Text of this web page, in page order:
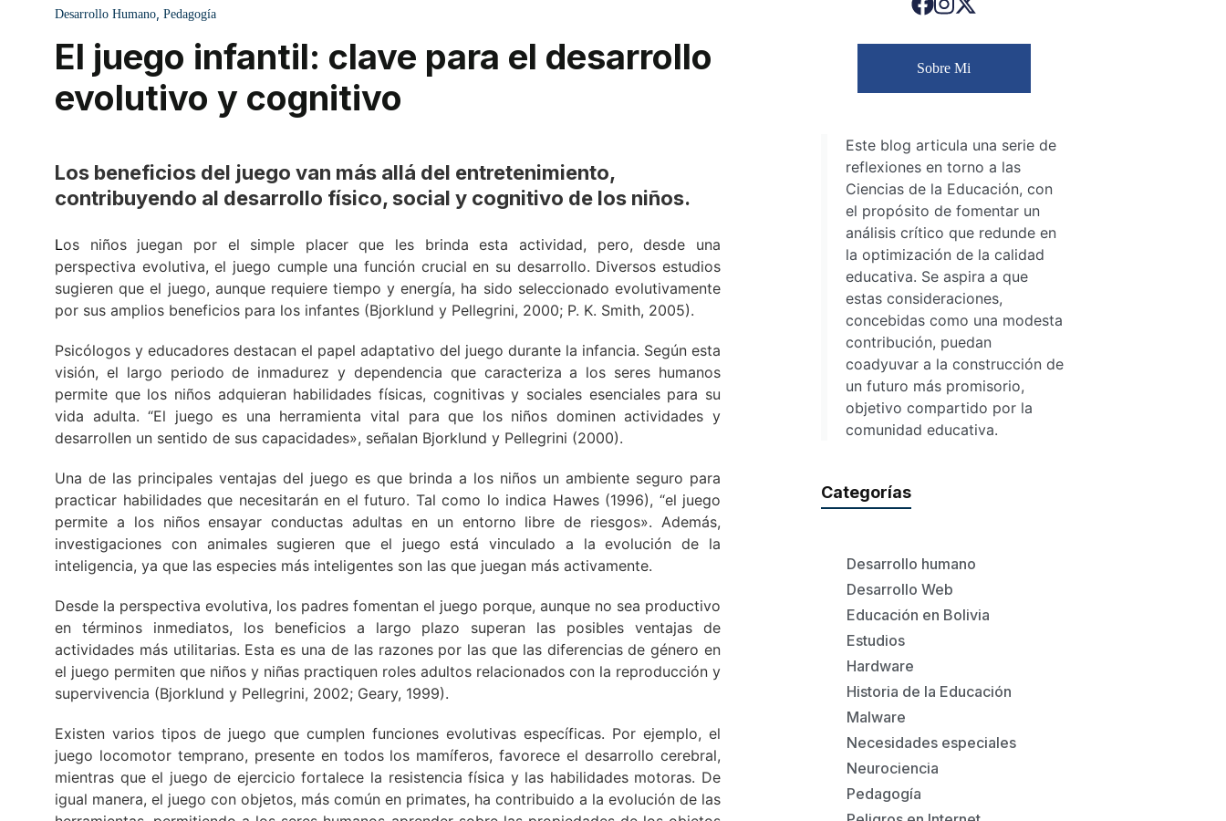
Desarrollo Humano Pedagogía
El juego infantil: clave para el desarrollo
evolutivo y cognitivo
Los beneficios del juego van más allá del entretenimiento,
contribuyendo al desarrollo físico, social y cognitivo de los niños.
Los niños juegan por el simple placer que les brinda esta actividad, pero, desde una
perspectiva evolutiva, el juego cumple una función crucial en su desarrollo. Diversos estudios
sugieren que el juego, aunque requiere tiempo y energía, ha sido seleccionado evolutivamente
por sus amplios beneficios para los infantes (Bjorklund y Pellegrini, 2000; P. K. Smith, 2005).
Psicólogos y educadores destacan el papel adaptativo del juego durante la infancia. Según esta
visión, el largo periodo de inmadurez y dependencia que caracteriza a los seres humanos
permite que los niños adquieran habilidades físicas, cognitivas y sociales esenciales para su
vida adulta. “El juego es una herramienta vital para que los niños dominen actividades y
desarrollen un sentido de sus capacidades», señalan Bjorklund y Pellegrini (2000).
Una de las principales ventajas del juego es que brinda a los niños un ambiente seguro para
practicar habilidades que necesitarán en el futuro. Tal como lo indica Hawes (1996), “el juego
permite a los niños ensayar conductas adultas en un entorno libre de riesgos». Además,
investigaciones con animales sugieren que el juego está vinculado a la evolución de la
inteligencia, ya que las especies más inteligentes son las que juegan más activamente.
Desde la perspectiva evolutiva, los padres fomentan el juego porque, aunque no sea productivo
en términos inmediatos, los beneficios a largo plazo superan las posibles ventajas de
actividades más utilitarias. Esta es una de las razones por las que las diferencias de género en
el juego permiten que niños y niñas practiquen roles adultos relacionados con la reproducción y
supervivencia (Bjorklund y Pellegrini, 2002; Geary, 1999).
Existen varios tipos de juego que cumplen funciones evolutivas específicas. Por ejemplo, el
juego locomotor temprano, presente en todos los mamíferos, favorece el desarrollo cerebral,
mientras que el juego de ejercicio fortalece la resistencia física y las habilidades motoras. De
igual manera, el juego con objetos, más común en primates, ha contribuido a la evolución de las
Sobre Mi
Este blog articula una serie de
reflexiones en torno a las
Ciencias de la Educación, con
el propósito de fomentar un
análisis crítico que redunde en
la optimización de la calidad
educativa. Se aspira a que
estas consideraciones,
concebidas como una modesta
contribución, puedan
coadyuvar a la construcción de
un futuro más promisorio,
objetivo compartido por la
comunidad educativa.
Categorías
Desarrollo humano
Desarrollo Web
Educación en Bolivia
Estudios
Hardware
Historia de la Educación
Malware
Necesidades especiales
Neurociencia
Pedagogía